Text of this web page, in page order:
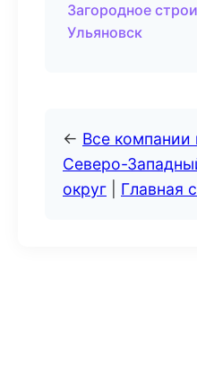
Загородное
Ульяновск
← Все компании
Северо-
округ
Главная